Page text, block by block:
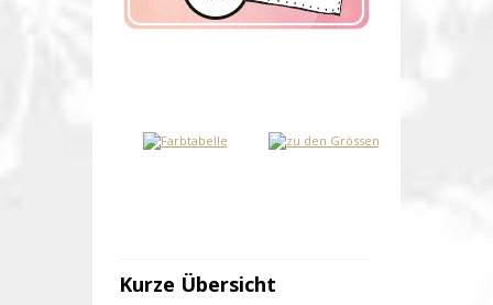
Kurze Übersicht